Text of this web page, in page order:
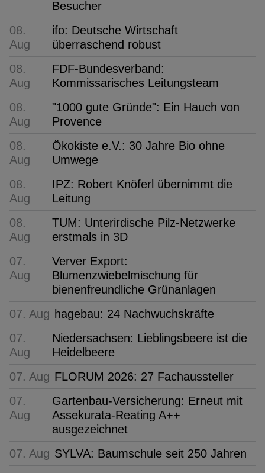
Besucher
08.
Aug
ifo: Deutsche Wirtschaft
überraschend robust
08.
Aug
FDF-Bundesverband:
Kommissarisches Leitungsteam
08.
Aug
"1000 gute Gründe": Ein Hauch von
Provence
08.
Aug
Ökokiste e.V.: 30 Jahre Bio ohne
Umwege
08.
Aug
IPZ: Robert Knöferl übernimmt die
Leitung
08.
Aug
TUM: Unterirdische Pilz-Netzwerke
erstmals in 3D
07.
Aug
Verver Export:
Blumenzwiebelmischung für
bienenfreundliche Grünanlagen
07. Aug hagebau: 24 Nachwuchskräfte
07.
Aug
Niedersachsen: Lieblingsbeere ist die
Heidelbeere
07. Aug FLORUM 2026: 27 Fachaussteller
07.
Aug
Gartenbau-Versicherung: Erneut mit
Assekurata-Reating A++
ausgezeichnet
07. Aug SYLVA: Baumschule seit 250 Jahren